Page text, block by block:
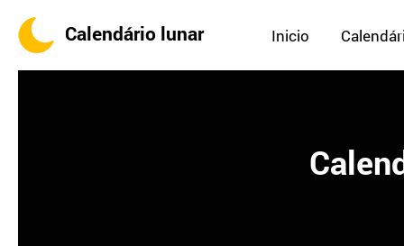
Calendário lunar Inicio